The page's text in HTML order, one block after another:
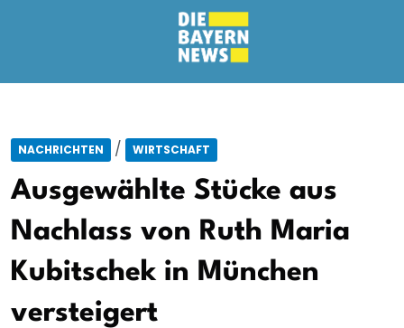
NACHRICHTEN / WIRTSCHAFT
Ausgewählte Stücke aus
Nachlass von Ruth Maria
Kubitschek in München
versteigert